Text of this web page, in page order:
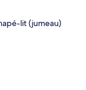
lit (jumeau)